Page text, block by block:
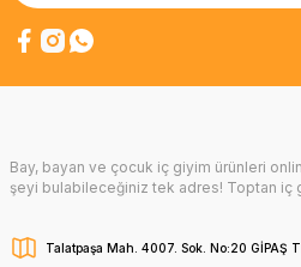
Bay, bayan ve çocuk iç giyim ürünleri
şeyi bulabileceğiniz tek adres! Toptan iç
Talatpaşa Mah. 4007. Sok. No:20 GİPAŞ